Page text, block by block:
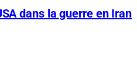
dans la guerre en Iran